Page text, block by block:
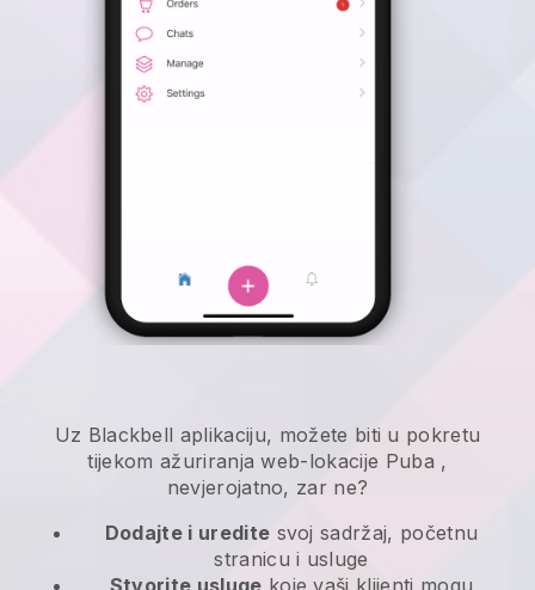
Uz Blackbell aplikaciju, možete biti u pokretu
tijekom ažuriranja web-lokacije Puba ,
nevjerojatno, zar ne?
Dodajte i uredite svoj sadržaj, početnu
stranicu i usluge